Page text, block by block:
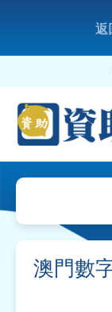
返
文化、體育
教育及研究
澳門數